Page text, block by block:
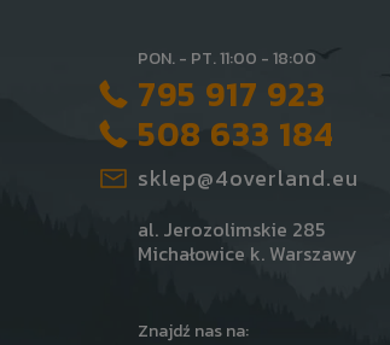
PON. - PT. 11:00 - 18:00
795 917 923
508 633 184
sklep@4overland.eu
al. Jerozolimskie 285
Michałowice k. Warszawy
Znajdź nas na: